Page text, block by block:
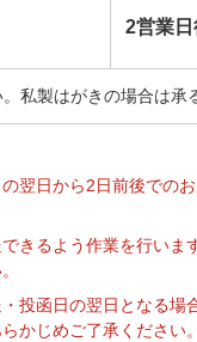
2営業
私製はがきの場合は承
翌日から2日前後での
きるよう作業を行い
投函日の翌日となる
かじめご了承ください。